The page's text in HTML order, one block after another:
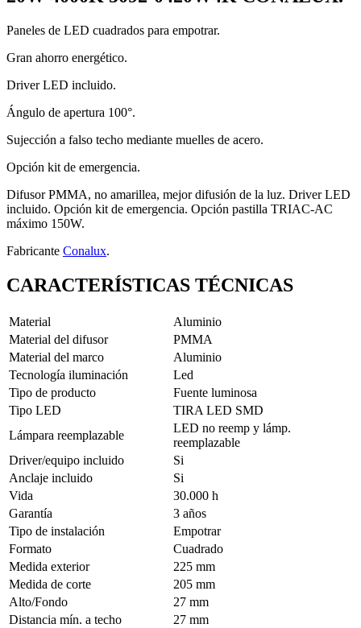
Paneles de LED cuadrados para empotrar.
Gran ahorro energético.
Driver LED incluido.
Ángulo de apertura 100°.
Sujección a falso techo mediante muelles de acero.
Opción kit de emergencia.
Difusor PMMA, no amarillea, mejor difusión de la luz. Driver LED
incluido. Opción kit de emergencia. Opción pastilla TRIAC-AC
máximo 150W.
Fabricante Conalux.
CARACTERÍSTICAS TÉCNICAS
Material
Aluminio
Material del difusor
PMMA
Material del marco
Aluminio
Tecnología iluminación
Led
Tipo de producto
Fuente luminosa
Tipo LED
TIRA LED SMD
Lámpara reemplazable
LED no reemp y lámp.
reemplazable
Driver/equipo incluido
Si
Anclaje incluido
Si
Vida
30.000 h
Garantía
3 años
Tipo de instalación
Empotrar
Formato
Cuadrado
Medida exterior
225 mm
Medida de corte
205 mm
Alto/Fondo
27 mm
Distancia mín. a techo
27 mm